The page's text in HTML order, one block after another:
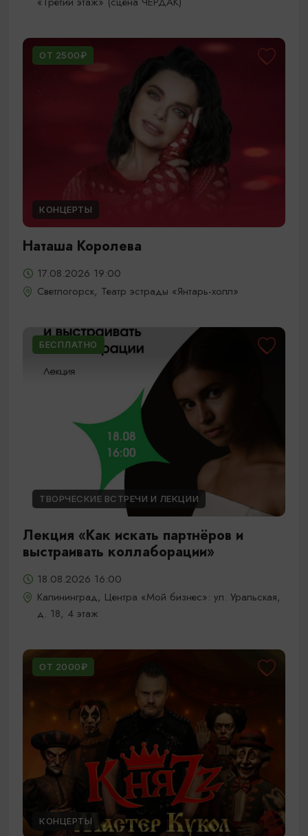
ОТ 2500₽
КОНЦЕРТЫ
Наташа Королева
17.08.2026 19:00
Светлогорск, Театр эстрады «Янтарь-холл»
БЕСПЛАТНО
ТВОРЧЕСКИЕ ВСТРЕЧИ И ЛЕКЦИИ
Лекция «Как искать партнёров и
выстраивать коллаборации»
18.08.2026 16:00
Калининград, Центра «Мой бизнес»: ул. Уральская,
д. 18, 4 этаж
ОТ 2000₽
КОНЦЕРТЫ